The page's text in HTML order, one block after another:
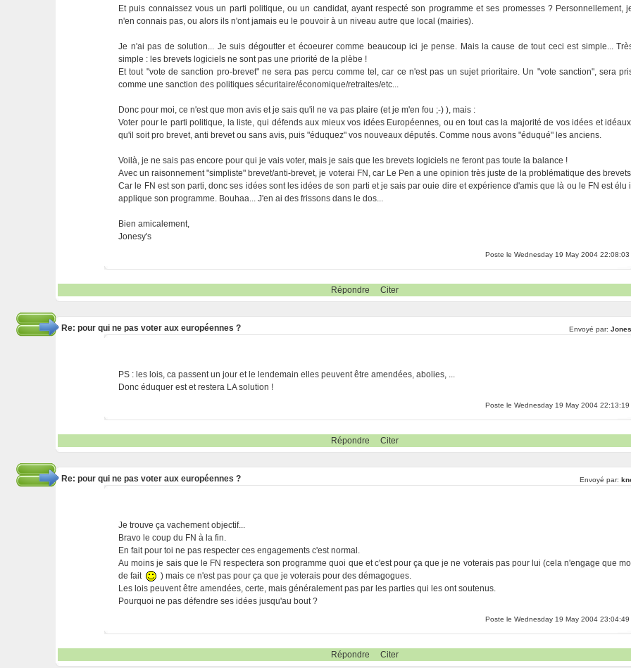
Et puis connaissez vous un parti politique, ou un candidat, ayant respecté son programme et ses promesses ? Personnellement,
n'en connais pas, ou alors ils n'ont jamais eu le pouvoir à un niveau autre que local (mairies).
Je n'ai pas de solution... Je suis dégoutter et écoeurer comme beaucoup ici je pense. Mais la cause de tout ceci est simple...
simple : les brevets logiciels ne sont pas une priorité de la plèbe !
Et tout "vote de sanction pro-brevet" ne sera pas percu comme tel, car ce n'est pas un sujet prioritaire. Un "vote sanction", sera
comme une sanction des politiques sécuritaire/économique/retraites/etc...
Donc pour moi, ce n'est que mon avis et je sais qu'il ne va pas plaire (et je m'en fou ;-) ), mais :
Voter pour le parti politique, la liste, qui défends aux mieux vos idées Européennes, ou en tout cas la majorité de vos idées et
qu'il soit pro brevet, anti brevet ou sans avis, puis "éduquez" vos nouveaux députés. Comme nous avons "éduqué" les anciens.
Voilà, je ne sais pas encore pour qui je vais voter, mais je sais que les brevets logiciels ne feront pas toute la balance !
Avec un raisonnement "simpliste" brevet/anti-brevet, je voterai FN, car Le Pen a une opinion très juste de la problématique des
Car le FN est son parti, donc ses idées sont les idées de son parti et je sais par ouie dire et expérience d'amis que là ou le FN est élu il
applique son programme. Bouhaa... J'en ai des frissons dans le dos...
Bien amicalement,
Jonesy's
Poste le Wednesday 19 May 2004 22:08:03
Répondre Citer
Re: pour qui ne pas voter aux européennes ? Envoyé par:
PS : les lois, ca passent un jour et le lendemain elles peuvent être amendées, abolies, ...
Donc éduquer est et restera LA solution !
Poste le Wednesday 19 May 2004 22:13:19
Répondre Citer
Re: pour qui ne pas voter aux européennes ? Envoyé par:
Je trouve ça vachement objectif...
Bravo le coup du FN à la fin.
En fait pour toi ne pas respecter ces engagements c'est normal.
Au moins je sais que le FN respectera son programme quoi que et c'est pour ça que je ne voterais pas pour lui (cela n'engage que
de fait
) mais ce n'est pas pour ça que je voterais pour des démagogues.
Les lois peuvent être amendées, certe, mais généralement pas par les parties qui les ont soutenus.
Pourquoi ne pas défendre ses idées jusqu'au bout ?
Poste le Wednesday 19 May 2004 23:04:49
Répondre Citer